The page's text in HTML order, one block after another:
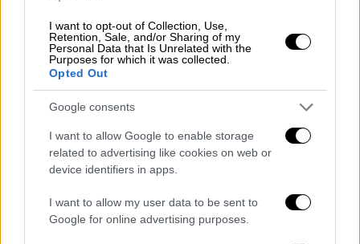
I want to opt-out of Collection, Use,
Retention, Sale, and/or Sharing of my
Personal Data that Is Unrelated with the
Purposes for which it was collected.
Opted Out
Google consents
I want to allow Google to enable storage
related to advertising like cookies on web or
device identifiers in apps.
I want to allow my user data to be sent to
Google for online advertising purposes.
παίρνω και βιταμίνη D», προσθέτει η κ.
Κώτσα.
Παράλληλα σημειώνει ότι αυτά ισχύουν για
τα άτομα που κινδυνεύουν από μία πάθηση,
όπως π.χ. ο διαβήτης ή γι' αυτούς που
βρίσκονται σε μια κατάσταση φυσιολογική,
αλλά χρειάζονται τη βιταμίνη D, όπως π.χ.
στην εγκυμοσύνη , τη γαλουχία, τον θηλασμό.
«Για τους υγιείς προτείνεται να αποφεύγεται